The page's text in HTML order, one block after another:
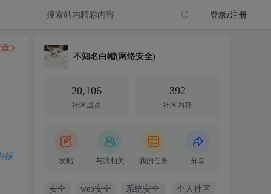
登录/注册
领
不知名白帽(网络安全)
20,106
社区成员
392
社区内容
发帖 与我相关 我的任务 分享
安全 web安全 系统安全 个人社区